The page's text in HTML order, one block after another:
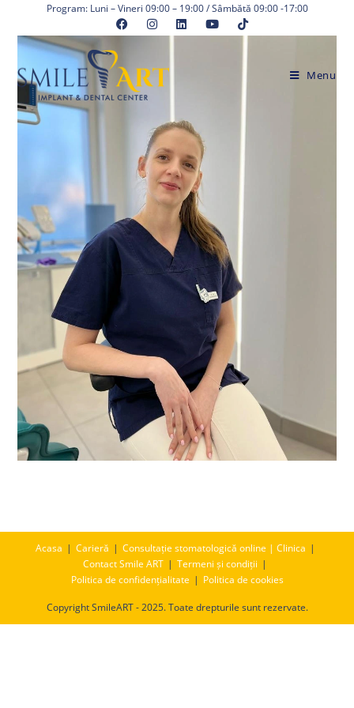
content
Program: Luni – Vineri 09:00 – 19:00 / Sâmbătă 09:00 -17:00
Menu
Acasa Carieră
Consultație stomatologică online | Clinica
Contact Smile ART
Termeni și condiții
Politica de confidențialitate
Politica de cookies
Copyright SmileART - 2025. Toate drepturile sunt rezervate.